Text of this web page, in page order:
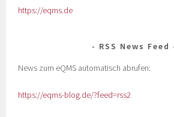
https://eqms.de
RSS News Feed
News zum eQMS automatisch abrufen:
https://eqms-blog.de/?feed=rss2